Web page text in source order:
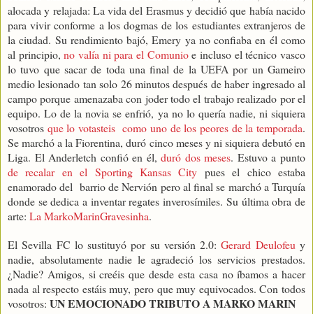
alocada y relajada: La vida del Erasmus y decidió que había nacido
para vivir conforme a los dogmas de los estudiantes extranjeros de
la ciudad. Su rendimiento bajó, Emery ya no confiaba en él como
al principio,no valía ni para el Comunioe incluso el técnico vasco
lo tuvo que sacar de toda una final de la UEFA por un Gameiro
medio lesionado tan solo 26 minutos después de haber ingresado al
campo porque amenazaba con joder todo el trabajo realizado por el
equipo. Lo de la novia se enfrió, ya no lo quería nadie, ni siquiera
vosotros que lo votasteis como uno de los peores de la temporada.
Se marchó a la Fiorentina, duró cinco meses y ni siquiera debutó en
Liga. El Anderletch confió en él,duró dos meses. Estuvo a punto
de recalar en el Sporting Kansas City pues el chico estaba
enamorado del barrio de Nervión pero al final se marchó a Turquía
donde se dedica a inventar regates inverosímiles. Su última obra de
arte: La MarkoMarinGravesinha.
El Sevilla FC lo sustituyó por su versión 2.0:Gerard Deulofeuy
nadie, absolutamente nadie le agradeció los servicios prestados.
¿Nadie? Amigos, si creéis que desde esta casa no íbamos a hacer
nada al respecto estáis muy, pero que muy equivocados. Con todos
vosotros: UN EMOCIONADO TRIBUTO A MARKO MARIN